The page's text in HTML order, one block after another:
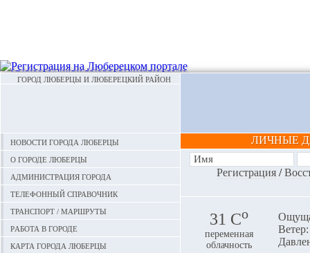
ГОРОД ЛЮБЕРЦЫ И ЛЮБЕРЕЦКИЙ РАЙОН
Новости города Люберцы
О городе Люберцы
Администрация города
Телефонный справочник
Транспорт / маршруты
Работа в городе
Карта города Люберцы
ЛИЧНЫЕ
Регистрация/
31 Сo
переменная
облачность